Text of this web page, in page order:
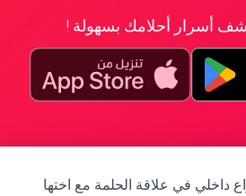
أسرار أحلامك بسهولة !
داخلي في علاقة الحلمة مع اختها